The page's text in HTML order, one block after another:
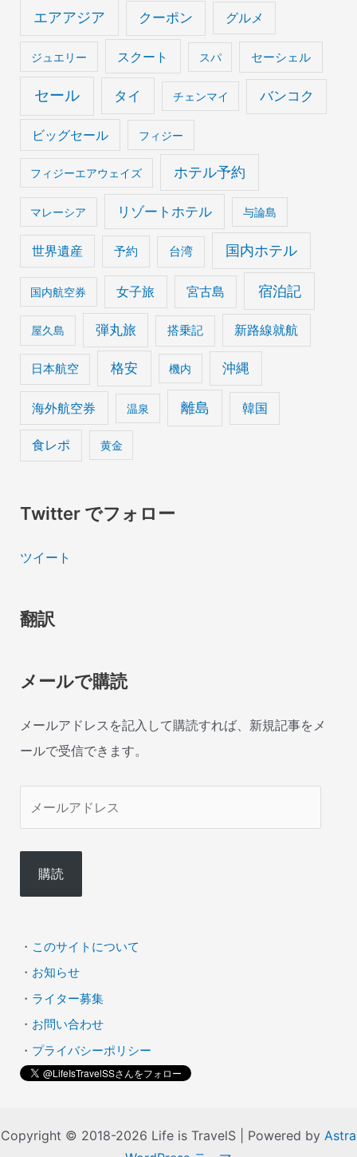
エアアジア クーポン グルメ
ジュエリー スクート スパ セーシェル
セール タイ チェンマイ バンコク
ビッグセール フィジー
フィジーエアウェイズ ホテル予約
マレーシア リゾートホテル 与論島
世界遺産 予約 台湾 国内ホテル
国内航空券 女子旅 宮古島 宿泊記
屋久島 弾丸旅 搭乗記 新路線就航
日本航空 格安 機内 沖縄
海外航空券 温泉 離島 韓国
食レポ 黄金
Twitter でフォロー
ツイート
翻訳
メールで購読
メールアドレスを記入して購読すれば、新規記事をメ
ールで受信できます。
ル
ド
ス
購読
・ このサイトについて
・ お知らせ
・ ライター募集
・ お問い合わせ
・ プライバシーポリシー
Copyright © 2018-2026 Life is TravelS | Powered by Astra